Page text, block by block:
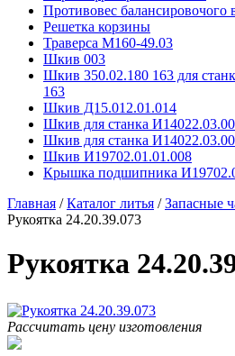
Противовес балансировочого
Решетка корзины
Траверса М160-49.03
Шкив 003
Шкив 350.02.180 163 для
163
Шкив Д15.012.01.014
Шкив для станка
Шкив для станка
Шкив И19702.01.01.008
Крышка подшипника
Главная /Каталог литья /Запасные
Рукоятка 24.20.39.073
Рукоятка
Рассчитать цену изготовления